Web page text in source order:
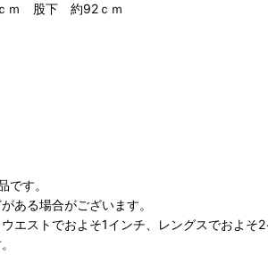
ｍ 股下 約92ｃｍ
です。
ある場合がございます。
エストでおよそ1インチ、レングスでおよそ